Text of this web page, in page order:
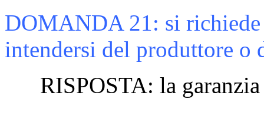
DOMANDA 21: si richiede
intendersi del produttore o
RISPOSTA: la